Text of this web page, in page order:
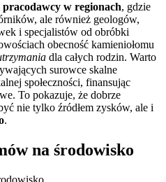
pracodawcy w regionach, gdzie
ale również geologów,
i specjalistów od obróbki
obecność kamieniołomu
dla całych rodzin. Warto
surowce skalne
społeczności, finansując
To pokazuje, że dobrze
nie tylko źródłem zysków, ale i
.
na środowisko